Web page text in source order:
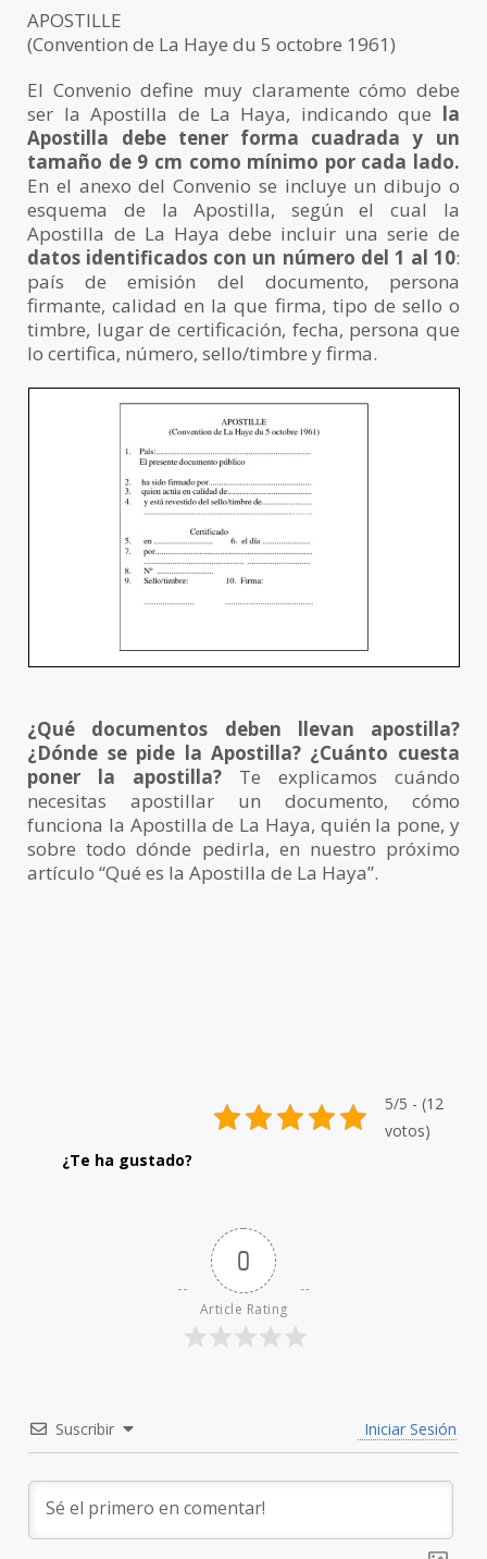
APOSTILLE
(Convention de La Haye du 5 octobre 1961)
El Convenio define muy claramente cómo debe
ser la Apostilla de La Haya, indicando que la
Apostilla debe tener forma cuadrada y un
tamaño de 9 cm como mínimo por cada lado.
En el anexo del Convenio se incluye un dibujo o
esquema de la Apostilla, según el cual la
Apostilla de La Haya debe incluir una serie de
datos identificados con un número del 1 al 10:
país de emisión del documento, persona
firmante, calidad en la que firma, tipo de sello o
timbre, lugar de certificación, fecha, persona que
lo certifica, número, sello/timbre y firma.
¿Qué documentos deben llevan apostilla?
¿Dónde se pide la Apostilla? ¿Cuánto cuesta
poner la apostilla? Te explicamos cuándo
necesitas apostillar un documento, cómo
funciona la Apostilla de La Haya, quién la pone, y
sobre todo dónde pedirla, en nuestro próximo
artículo “Qué es la Apostilla de La Haya”.
5/5 - (12
votos)
0
Article Rating
Suscribir Iniciar Sesión